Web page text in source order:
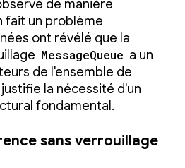
de manière
fait un problème
ont révélé que la
MessageQueue a un
de l'ensemble de
la nécessité d'un
fondamental.
sans verrouillage